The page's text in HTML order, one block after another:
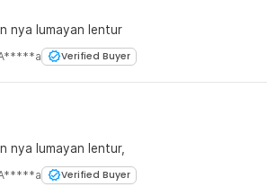
nya lumayan lentur
Verified Buyer
nya lumayan lentur,
Verified Buyer